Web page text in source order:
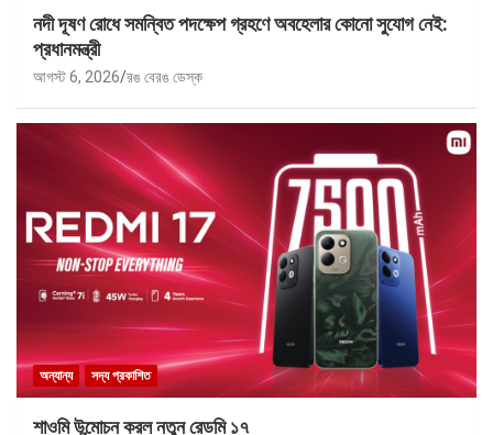
নদী দূষণ রোধে সমন্বিত পদক্ষেপ গ্রহণে অবহেলার কোনো সুযোগ নেই:
প্রধানমন্ত্রী
আগস্ট 6, 2026 রঙ বেরঙ ডেস্ক
অন্যান্য সদ্য প্রকাশিত
শাওমি উন্মোচন করল নতুন রেডমি ১৭